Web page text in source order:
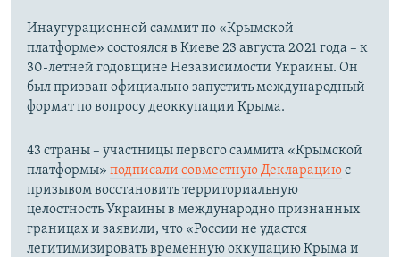
Инаугурационной саммит по «Крымской
платформе» состоялся в Киеве 23 августа 2021 года – к
30-летней годовщине Независимости Украины. Он
был призван официально запустить международный
формат по вопросу деоккупации Крыма.
43 страны – участницы первого саммита «Крымской
платформы» подписали совместную Декларациюс
призывом восстановить территориальную
целостность Украины в международно признанных
границах и заявили, что «России не удастся
легитимизировать временную оккупацию Крыма и